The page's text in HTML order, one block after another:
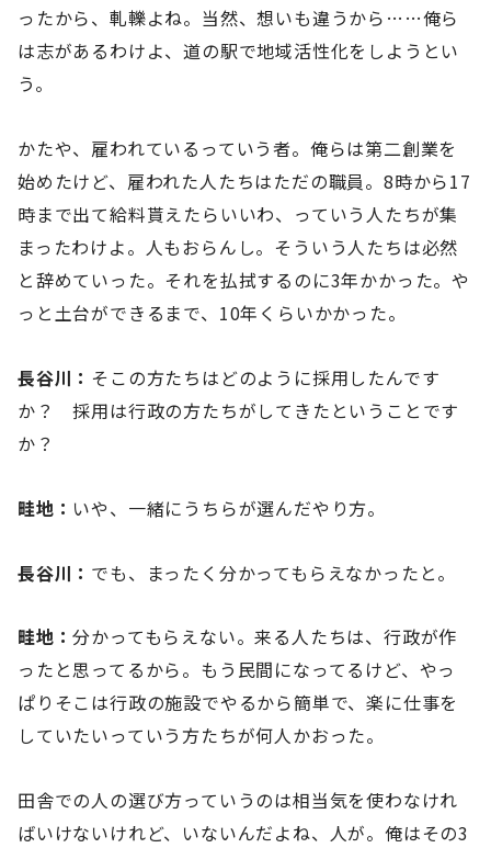
ったから、軋轢よね。当然、想いも違うから……俺ら
は志があるわけよ、道の駅で地域活性化をしようとい
う。
かたや、雇われているっていう者。俺らは第二創業を
始めたけど、雇われた人たちはただの職員。8時から17
時まで出て給料貰えたらいいわ、っていう人たちが集
まったわけよ。人もおらんし。そういう人たちは必然
と辞めていった。それを払拭するのに3年かかった。や
っと土台ができるまで、10年くらいかかった。
長谷川： そこの方たちはどのように採用したんです
か？ 採用は行政の方たちがしてきたということです
か？
畦地： いや、一緒にうちらが選んだやり方。
長谷川： でも、まったく分かってもらえなかったと。
畦地：分かってもらえない。来る人たちは、行政が作
ったと思ってるから。もう民間になってるけど、やっ
ぱりそこは行政の施設でやるから簡単で、楽に仕事を
していたいっていう方たちが何人かおった。
田舎での人の選び方っていうのは相当気を使わなけれ
ばいけないけれど、いないんだよね、人が。俺はその3